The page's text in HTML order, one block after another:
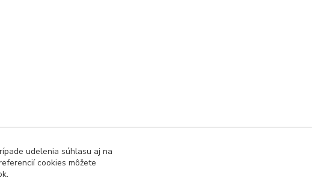
udelenia súhlasu aj na
cookies môžete